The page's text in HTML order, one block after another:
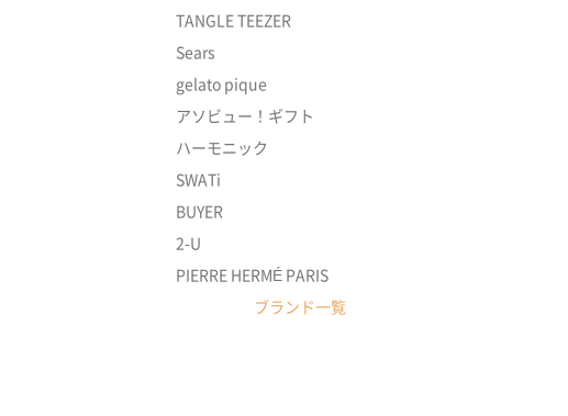
TANGLE TEEZER
Sears
gelato pique
アソビュー！ギフト
ハーモニック
SWATi
BUYER
2-U
PIERRE HERMÉ PARIS
ブランド一覧